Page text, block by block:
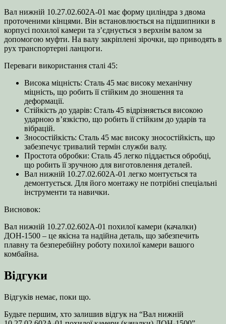
Вал нижній 10.27.02.602А-01 має форму циліндра з двома
проточеними кінцями. Він встановлюється на підшипники в
корпусі похилої камери та з’єднується з верхнім валом за
допомогою муфти. На валу закріплені зірочки, що приводять в
рух транспортерні ланцюги.
Переваги використання сталі 45:
Висока міцність: Сталь 45 має високу механічну
міцність, що робить її стійким до зношення та
деформації.
Стійкість до ударів: Сталь 45 відрізняється високою
ударною в’язкістю, що робить її стійким до ударів та
вібрацій.
Зносостійкість: Сталь 45 має високу зносостійкість, що
забезпечує тривалий термін служби валу.
Простота обробки: Сталь 45 легко піддається обробці,
що робить її зручною для виготовлення деталей.
Вал нижній 10.27.02.602А-01 легко монтується та
демонтується. Для його монтажу не потрібні спеціальні
інструменти та навички.
Висновок:
Вал нижній 10.27.02.602А-01 похилої камери (качалки)
ДОН-1500 – це якісна та надійна деталь, що забезпечить
плавну та безперебійну роботу похилої камери вашого
комбайна.
Відгуки
Відгуків немає, поки що.
Будьте першим, хто залишив відгук на “Вал нижній